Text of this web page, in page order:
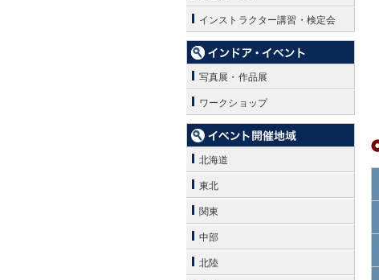
インストラクター講習・検定会
写真展・作品展
ワークショップ
北海道
東北
関東
中部
北陸